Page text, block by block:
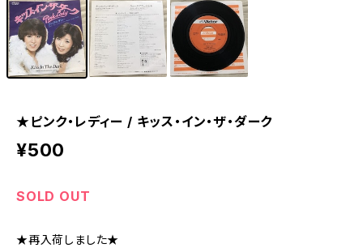
★ピンク・レディー / キッス・イン・ザ・ダーク
¥500
SOLD OUT
★再入荷しました★